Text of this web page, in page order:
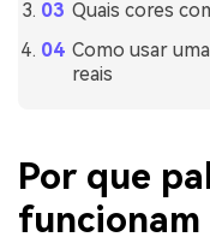
Quais cores
Como usar
reais
Por que